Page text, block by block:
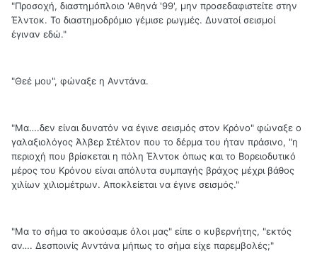
"Προσοχή, διαστημόπλοιο 'Αθηνά '99', μην προσεδαφιστείτε στην
Έλντοκ. Το διαστημοδρόμιο γέμισε ρωγμές. Δυνατοί σεισμοί
έγιναν εδώ."
"Θεέ μου", φώναξε η Ανντάνα.
"Μα….δεν είναι δυνατόν να έγινε σεισμός στον Κρόνο" φώναξε ο
γαλαξιολόγος Άλβερ Στέλτον που το δέρμα του ήταν πράσινο, "η
περιοχή που βρίσκεται η πόλη Έλντοκ όπως και το Βορειοδυτικό
μέρος του Κρόνου είναι απόλυτα συμπαγής βράχος μέχρι βάθος
χιλίων χιλιομέτρων. Αποκλείεται να έγινε σεισμός."
"Μα το σήμα το ακούσαμε όλοι μας" είπε ο κυβερνήτης, "εκτός
αν…. Δεσποινίς Ανντάνα μήπως το σήμα είχε παρεμβολές;"